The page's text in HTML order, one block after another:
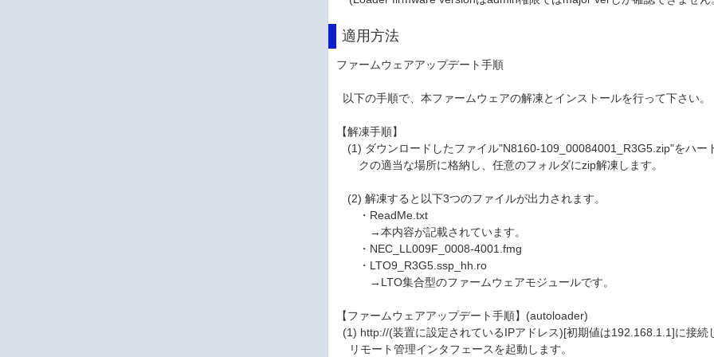
適用方法
ファームウェアアップデート手順
以下の手順で、本ファームウェアの解凍とインストールを行って下さい。
【解凍手順】
(1) ダウンロードしたファイル"N8160-109_00084001_R3G5.zip"をハー
クの適当な場所に格納し、任意のフォルダにzip解凍します。
(2) 解凍すると以下3つのファイルが出力されます。
・ReadMe.txt
→本内容が記載されています。
・NEC_LL009F_0008-4001.fmg
・LTO9_R3G5.ssp_hh.ro
→LTO集合型のファームウェアモジュールです。
【ファームウェアアップデート手順】(autoloader)
(1) http://(装置に設定されているIPアドレス)[初期値は192.168.1.1]に接続
リモート管理インタフェースを起動します。